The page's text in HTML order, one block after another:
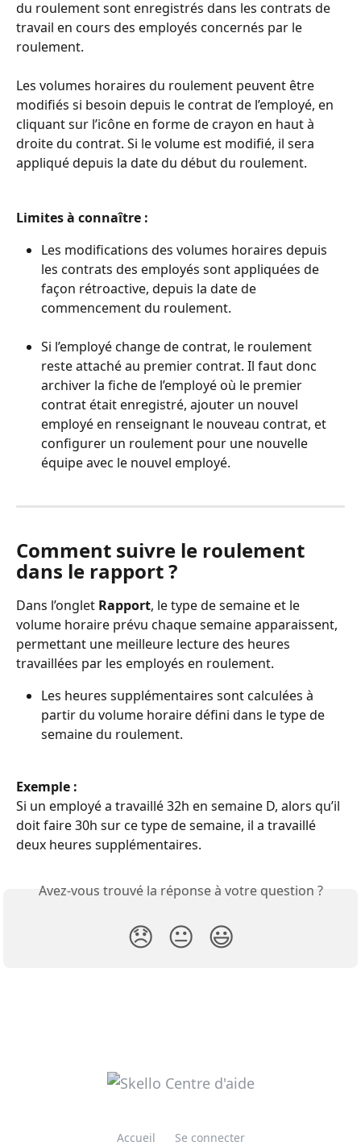
du roulement sont enregistrés dans les contrats de
travail en cours des employés concernés par le
roulement.
Les volumes horaires du roulement peuvent être
modifiés si besoin depuis le contrat de l’employé, en
cliquant sur l’icône en forme de crayon en haut à
droite du contrat. Si le volume est modifié, il sera
appliqué depuis la date du début du roulement.
Limites à connaître :
Les modifications des volumes horaires depuis
les contrats des employés sont appliquées de
façon rétroactive, depuis la date de
commencement du roulement.
Si l’employé change de contrat, le roulement
reste attaché au premier contrat. Il faut donc
archiver la fiche de l’employé où le premier
contrat était enregistré, ajouter un nouvel
employé en renseignant le nouveau contrat, et
configurer un roulement pour une nouvelle
équipe avec le nouvel employé.
Comment suivre le roulement
dans le rapport ?
Dans l’onglet Rapport, le type de semaine et le
volume horaire prévu chaque semaine apparaissent,
permettant une meilleure lecture des heures
travaillées par les employés en roulement.
Les heures supplémentaires sont calculées à
partir du volume horaire défini dans le type de
semaine du roulement.
Exemple :
Si un employé a travaillé 32h en semaine D, alors qu’il
doit faire 30h sur ce type de semaine, il a travaillé
deux heures supplémentaires.
Avez-vous trouvé la réponse à votre question ?
😞 😐 😃
Accueil Se connecter